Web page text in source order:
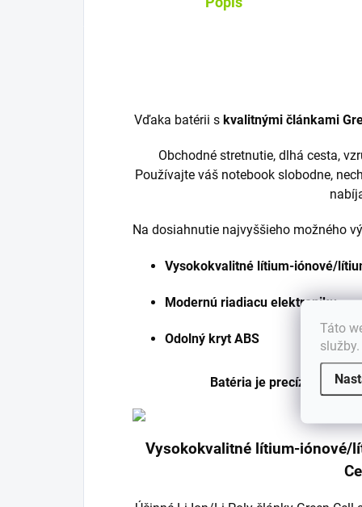
Táto
služby.
Vďaka batérii skvalitnými článkami
Obchodné stretnutie, dlhá cesta,
Používajte váš notebook slobodne,
Na dosiahnutie najvyššieho možného
Vysokokvalitné lítium-iónové/
Modernú riadiacu elektroniku
Odolný kryt ABS
Batéria je precízne
Vysokokvalitné lítium-iónové/